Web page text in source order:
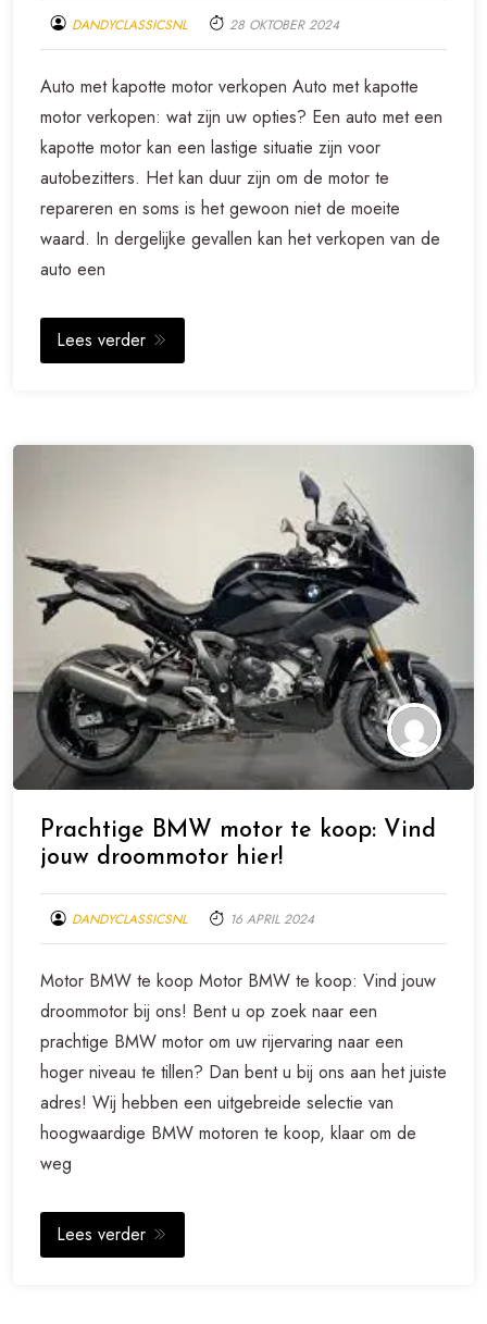
DANDYCLASSICSNL 28 OKTOBER 2024
Auto met kapotte motor verkopen Auto met kapotte
motor verkopen: wat zijn uw opties? Een auto met een
kapotte motor kan een lastige situatie zijn voor
autobezitters. Het kan duur zijn om de motor te
repareren en soms is het gewoon niet de moeite
waard. In dergelijke gevallen kan het verkopen van de
auto een
Lees verder
Prachtige BMW motor te koop: Vind
jouw droommotor hier!
DANDYCLASSICSNL 16 APRIL 2024
Motor BMW te koop Motor BMW te koop: Vind jouw
droommotor bij ons! Bent u op zoek naar een
prachtige BMW motor om uw rijervaring naar een
hoger niveau te tillen? Dan bent u bij ons aan het juiste
adres! Wij hebben een uitgebreide selectie van
hoogwaardige BMW motoren te koop, klaar om de
weg
Lees verder